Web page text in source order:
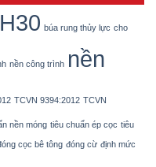
búa rung thủy lực cho
nền công trình nền
TCVN 9394:2012 TCVN
nền móng tiêu chuẩn ép cọc tiêu
cọc bê tông đóng cừ định mức